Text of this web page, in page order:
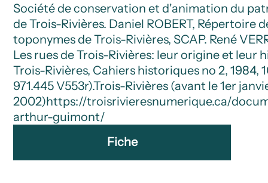
Société de conservation et d'animation du
de Trois-Rivières. Daniel ROBERT, Répertoire
toponymes de Trois-Rivières, SCAP. René
Les rues de Trois-Rivières: leur origine et leur
Trois-Rivières, Cahiers historiques no 2, 1984,
971.445 V553r).Trois-Rivières (avant le 1er
2002)https://troisrivieresnumerique.ca/
arthur-guimont/
Fiche